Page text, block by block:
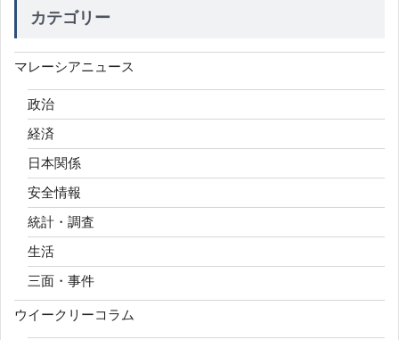
カテゴリー
マレーシアニュース
政治
経済
日本関係
安全情報
統計・調査
生活
三面・事件
ウイークリーコラム